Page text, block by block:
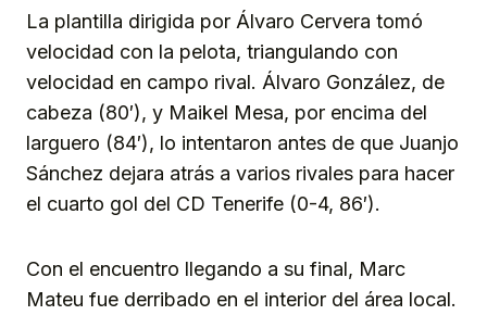
La plantilla dirigida por Álvaro Cervera tomó
velocidad con la pelota, triangulando con
velocidad en campo rival. Álvaro González, de
cabeza (80′), y Maikel Mesa, por encima del
larguero (84′), lo intentaron antes de que Juanjo
Sánchez dejara atrás a varios rivales para hacer
el cuarto gol del CD Tenerife (0-4, 86′).
Con el encuentro llegando a su final, Marc
Mateu fue derribado en el interior del área local.